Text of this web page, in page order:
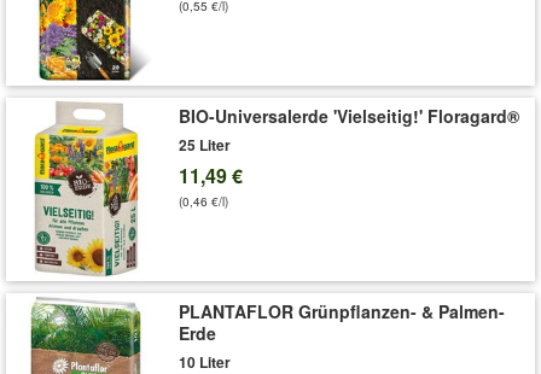
Allgemeiner Hinweis:Dünger bitte vorsichtig verwenden. Bitte
lesen Sie die Verpackungsbeschreibung und beachten Sie die
richtige Aufwandsmenge. Beachten Sie auch die Warnhinweise
und Symbole. Bei Fragen zum Produkt wenden Sie sich bitte
direkt an den Hersteller.
Hinweise zur Verwendung: siehe Sicherheitsdatenblatt
Art.-Nr.:962
Liefergröße:2 kg
(0,55 €/l)
BIO-Universalerde 'Vielseitig!' Floragard®
25 Liter
11,49 €
(0,46 €/l)
PLANTAFLOR Grünpflanzen- & Palmen-
Erde
10 Liter